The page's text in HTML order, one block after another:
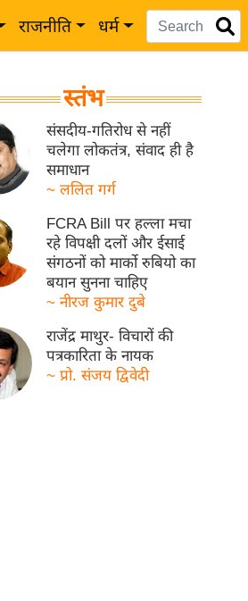
राजनीति धर्म
स्तंभ
संसदीय-गतिरोध से नहीं
चलेगा लोकतंत्र, संवाद ही है
समाधान
~ ललित गर्ग
FCRA Bill पर हल्ला मचा
रहे विपक्षी दलों और ईसाई
संगठनों को मार्को रुबियो का
बयान सुनना चाहिए
~ नीरज कुमार दुबे
राजेंद्र माथुर- विचारों की
पत्रकारिता के नायक
~ प्रो. संजय द्विवेदी